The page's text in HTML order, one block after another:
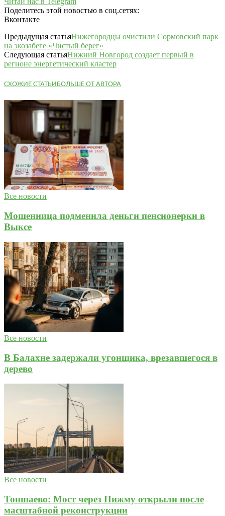
Поделитесь этой новостью в соц.сетях:
Вконтакте
Предыдущая статьяНижегородцы очистили Сормовский парк
на экозабеге «Чистый берег»
Следующая статьяНижний Новгород создает первый в
регионе энергетический кластер
СХОЖИЕ СТАТЬИБОЛЬШЕ ОТ АВТОРА
Все новости
Мошенница подменила деньги пенсионерки в
Выксе
Все новости
В Балахне задержали угонщика, врезавшегося в
дерево
Все новости
Тоншаево: Мост через Пижму открыли после
масштабной реконструкции